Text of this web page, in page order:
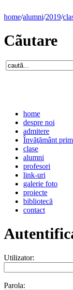
home/alumni/2019/
Cãutare
home
despre noi
admitere
Învăţământ
clase
alumni
profesori
link-uri
galerie foto
proiecte
bibliotecă
contact
Utilizator:
Parola: